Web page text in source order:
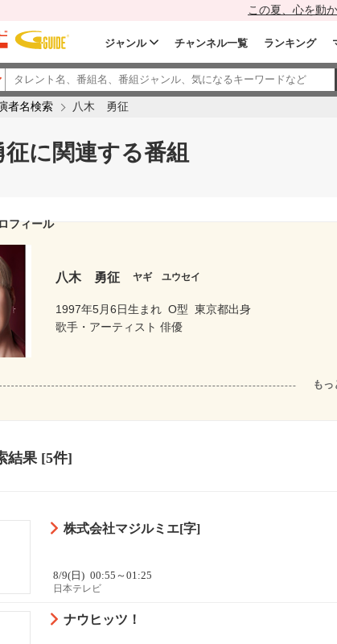
この夏、心を動
ジャンル チャンネル一覧 ランキング
者名検索 八木 勇征
に関連する番組
フィール
八木 勇征 ヤギ ユウセイ
1997年5月6日生まれ O型 東京都出身
歌手・アーティスト 俳優
もっ
結果 [5件]
株式会社マジルミエ[字]
8/9(日) 00:55～01:25
日本テレビ
ナウヒッツ！